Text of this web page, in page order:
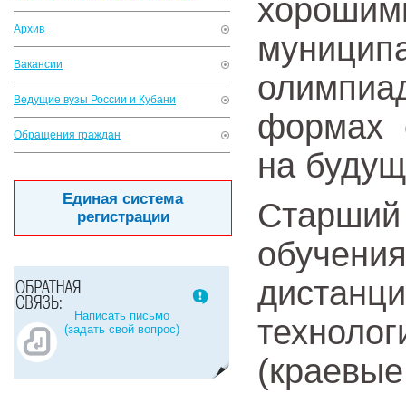
Архив
Вакансии
Ведущие вузы России и Кубани
Обращения граждан
Единая система
регистрации
Написать письмо
(задать свой вопрос)
формах
на